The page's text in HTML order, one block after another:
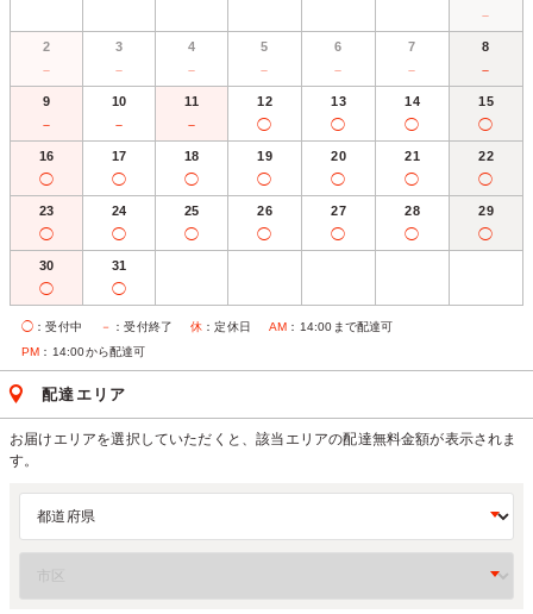
－
2
－
3
－
4
－
5
－
6
－
7
－
8
－
9
－
10
－
11
－
12
◯
13
◯
14
◯
15
◯
16
◯
17
◯
18
◯
19
◯
20
◯
21
◯
22
◯
23
◯
24
◯
25
◯
26
◯
27
◯
28
◯
29
◯
30
◯
31
◯
◯ ：受付中 － ：受付終了 休 ：定休日 AM ：14:00まで配達可
PM ：14:00から配達可
配達エリア
お届けエリアを選択していただくと、該当エリアの配達無料金額が表示されま
す。